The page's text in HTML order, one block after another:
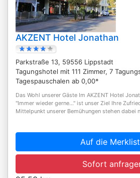
AKZENT Hotel Jonathan
Parkstraße 13, 59556 Lippstadt
Tagungshotel mit 111 Zimmer, 7
Tagespauschalen ab 0,00*
Das Wohl unserer Gäste Im AKZENT Hotel
"Immer wieder gerne..." ist unser Ziel Ihre
Mittelpunkt unserer Bemühungen stehen dabei
Auf die
Sofort